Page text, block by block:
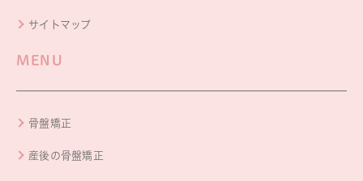
サイトマップ
MENU
骨盤矯正
産後の骨盤矯正